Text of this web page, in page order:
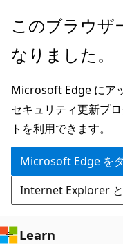
メ
ン
ン
テ
ン
ツ
に
ス
キ
ッ
このブラウザ
なりました。
Microsoft Edge にア
セキュリティ更新プ
トを利用できます。
Microsoft Edge を
Internet Explorer
Learn